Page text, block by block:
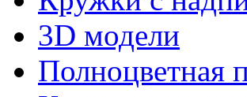
3D модели
Полноцветная